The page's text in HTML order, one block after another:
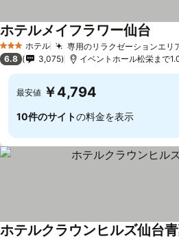
3 ホテルのランク
ホテル 専用のリラクゼーションエリ
ホテルメイフラワー仙台
6.8 3,075 イベントホール松栄まで
最安値 ￥4,794
10件のサイトの料金を表示
ホテルクラウンヒルズ仙台